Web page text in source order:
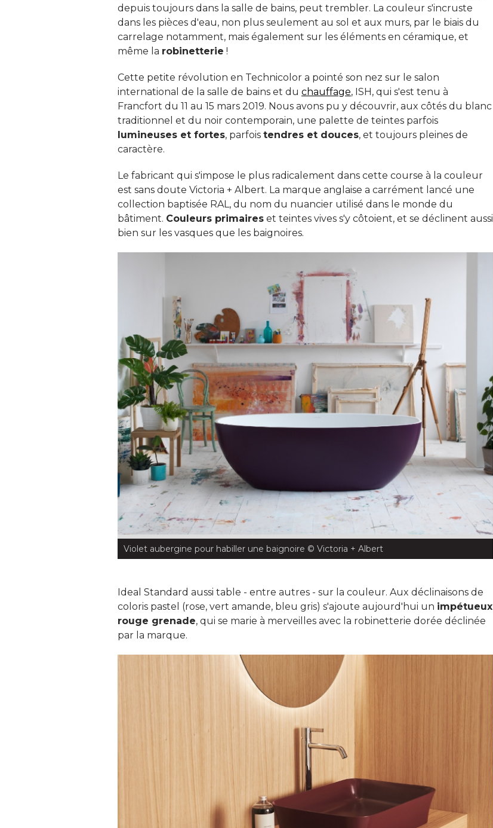
depuis toujours dans la salle de bains, peut trembler. La couleur s'incruste
dans les pièces d'eau, non plus seulement au sol et aux murs, par le biais du
carrelage notamment, mais également sur les éléments en céramique, et
même la robinetterie !
Cette petite révolution en Technicolor a pointé son nez sur le salon
international de la salle de bains et du chauffage, ISH, qui s'est tenu à
Francfort du 11 au 15 mars 2019. Nous avons pu y découvrir, aux côtés du blanc
traditionnel et du noir contemporain, une palette de teintes parfois
lumineuses et fortes, parfois tendres et douces, et toujours pleines de
caractère.
Le fabricant qui s'impose le plus radicalement dans cette course à la couleur
est sans doute Victoria + Albert. La marque anglaise a carrément lancé une
collection baptisée RAL, du nom du nuancier utilisé dans le monde du
bâtiment. Couleurs primaires et teintes vives s'y côtoient, et se déclinent aussi
bien sur les vasques que les baignoires.
Violet aubergine pour habiller une baignoire © Victoria + Albert
Ideal Standard aussi table - entre autres - sur la couleur. Aux déclinaisons de
coloris pastel (rose, vert amande, bleu gris) s'ajoute aujourd'hui un impétueux
rouge grenade, qui se marie à merveilles avec la robinetterie dorée déclinée
par la marque.